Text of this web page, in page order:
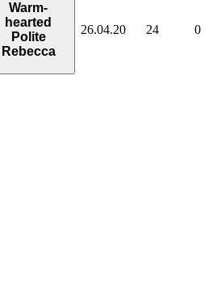
Warm-
hearted
Polite
Rebecca
26.04.20 24 0